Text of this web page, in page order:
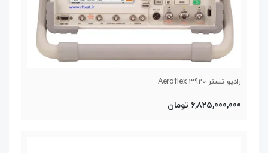
رادیو تستر Aeroflex 3920
6,825,000,000 تومان